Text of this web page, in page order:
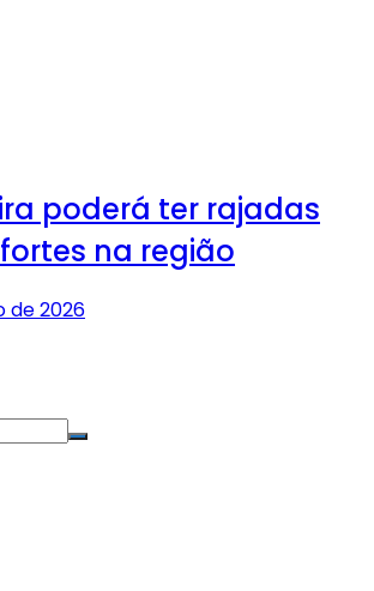
poderá ter rajadas
na região
de 2026